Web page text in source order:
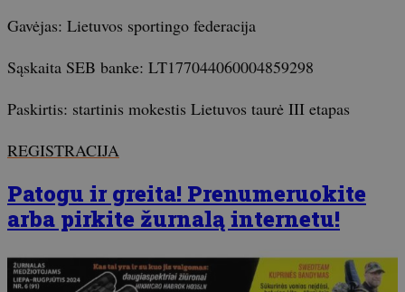
Gavėjas: Lietuvos sportingo federacija
Sąskaita SEB banke: LT177044060004859298
Paskirtis: startinis mokestis Lietuvos taurė III etapas
REGISTRACIJA
Patogu ir greita! Prenumeruokite
arba pirkite žurnalą internetu!